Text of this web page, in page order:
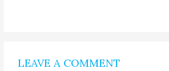
LEAVE A COMMENT